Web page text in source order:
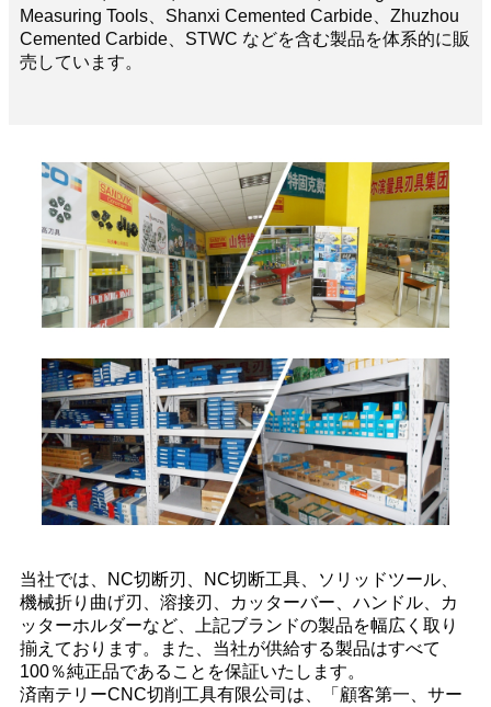
Measuring Tools、Shanxi Cemented Carbide、Zhuzhou
Cemented Carbide、STWC などを含む製品を体系的に販
売しています。
当社では、NC切断刃、NC切断工具、ソリッドツール、
機械折り曲げ刃、溶接刃、カッターバー、ハンドル、カ
ッターホルダーなど、上記ブランドの製品を幅広く取り
揃えております。また、当社が供給する製品はすべて
100％純正品であることを保証いたします。
済南テリーCNC切削工具有限公司は、「顧客第一、サー